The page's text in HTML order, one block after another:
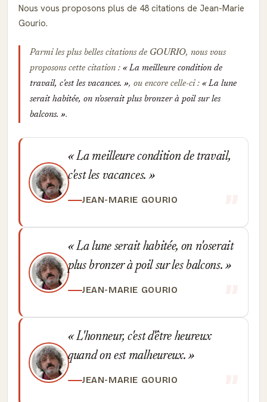
Nous vous proposons plus de 48 citations de Jean-Marie
Gourio.
Parmi les plus belles citations de GOURIO, nous vous
proposons cette citation :
La meilleure condition de
travail, c'est les vacances.
, ou encore celle-ci :
La lune
serait habitée, on n'oserait plus bronzer à poil sur les
balcons.
.
La meilleure condition de travail,
c'est les vacances.
JEAN-MARIE GOURIO
La lune serait habitée, on n'oserait
plus bronzer à poil sur les balcons.
JEAN-MARIE GOURIO
L'honneur, c'est d'être heureux
quand on est malheureux.
JEAN-MARIE GOURIO